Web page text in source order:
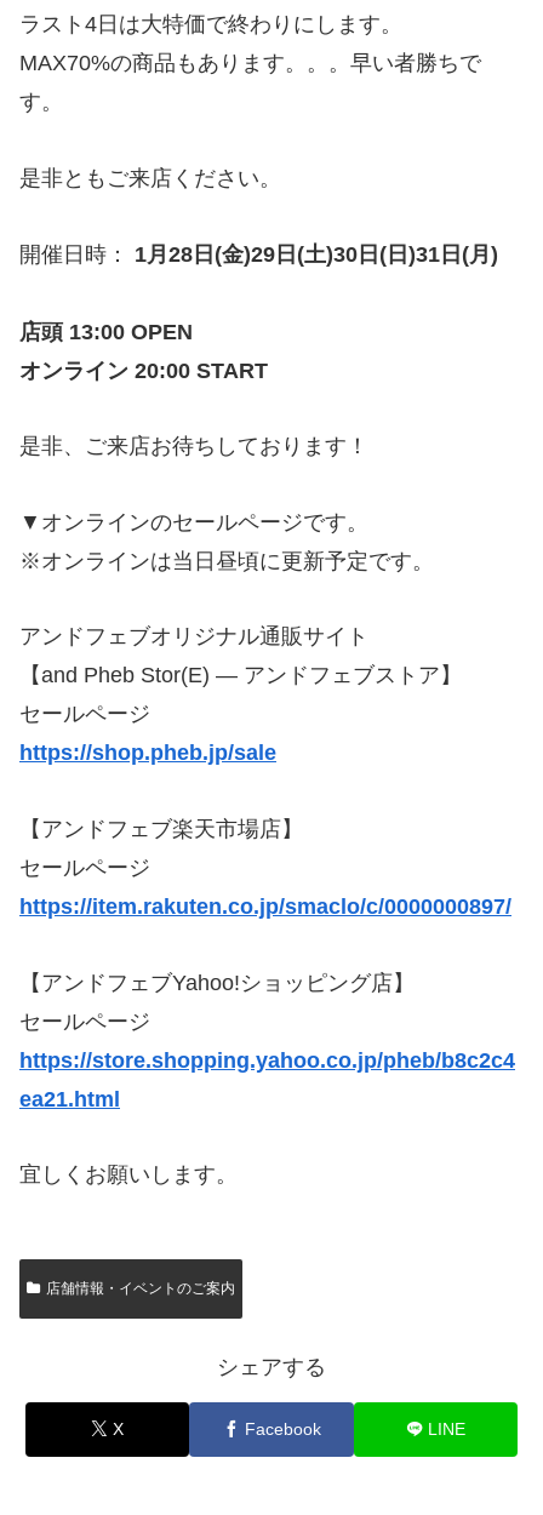
ラスト4日は大特価で終わりにします。
MAX70%の商品もあります。。。早い者勝ちで
す。
是非ともご来店ください。
開催日時： 1月28日(金)29日(土)30日(日)31日(月)
店頭 13:00 OPEN
オンライン 20:00 START
是非、ご来店お待ちしております！
▼オンラインのセールページです。
※オンラインは当日昼頃に更新予定です。
アンドフェブオリジナル通販サイト
【and Pheb Stor(E) — アンドフェブストア】
セールページ
https://shop.pheb.jp/sale
【アンドフェブ楽天市場店】
セールページ
https://item.rakuten.co.jp/smaclo/c/0000000897/
【アンドフェブYahoo!ショッピング店】
セールページ
https://store.shopping.yahoo.co.jp/pheb/b8c2c4
ea21.html
宜しくお願いします。
店舗情報・イベントのご案内
シェアする
X Facebook LINE